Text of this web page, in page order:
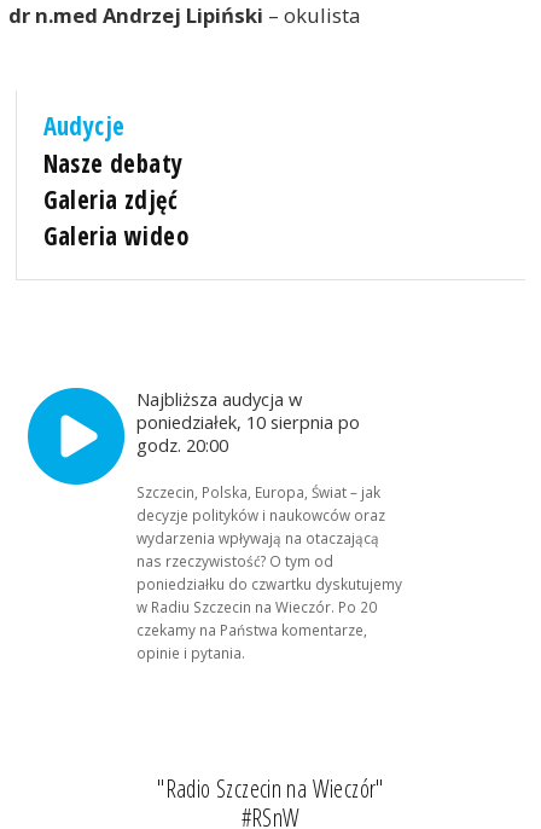
dr n.med Andrzej Lipiński – okulista
Audycje
Nasze debaty
Galeria zdjęć
Galeria wideo
Najbliższa audycja w
poniedziałek, 10 sierpnia po
godz. 20:00
Szczecin, Polska, Europa, Świat – jak
decyzje polityków i naukowców oraz
wydarzenia wpływają na otaczającą
nas rzeczywistość? O tym od
poniedziałku do czwartku dyskutujemy
w Radiu Szczecin na Wieczór. Po 20
czekamy na Państwa komentarze,
opinie i pytania.
"Radio Szczecin na Wieczór"
#RSnW